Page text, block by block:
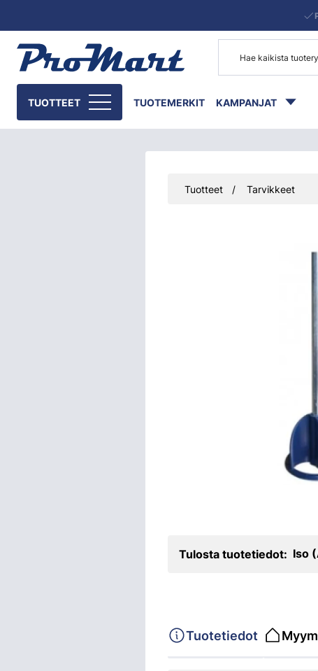
TUOTTEET TUOTEMERKIT KAMPANJAT
Tuotteet Tarvikkeet
Tulosta tuotetiedot: Iso
Tuotetiedot